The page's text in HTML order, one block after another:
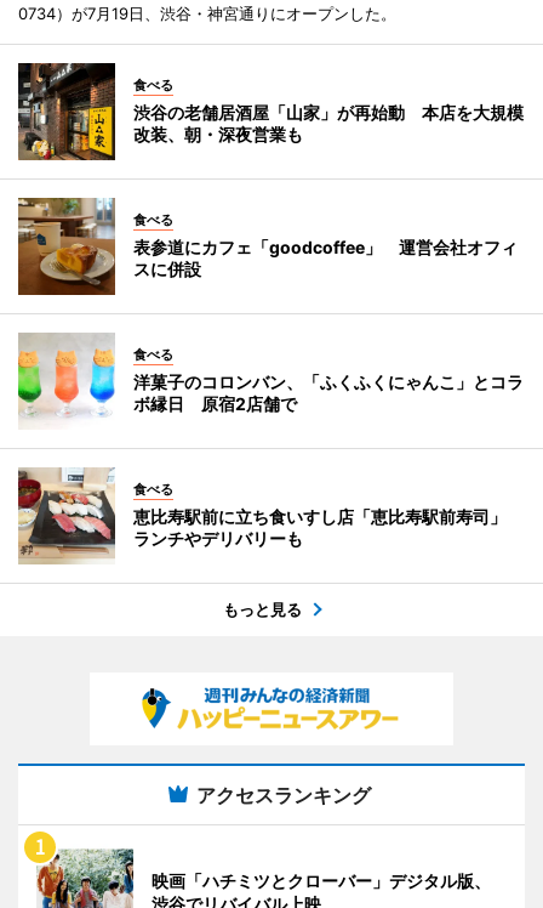
0734）が7月19日、渋谷・神宮通りにオープンした。
食べる
渋谷の老舗居酒屋「山家」が再始動 本店を大規模
改装、朝・深夜営業も
食べる
表参道にカフェ「goodcoffee」 運営会社オフィ
スに併設
食べる
洋菓子のコロンバン、「ふくふくにゃんこ」とコラ
ボ縁日 原宿2店舗で
食べる
恵比寿駅前に立ち食いすし店「恵比寿駅前寿司」
ランチやデリバリーも
もっと見る
アクセスランキング
映画「ハチミツとクローバー」デジタル版、
渋谷でリバイバル上映